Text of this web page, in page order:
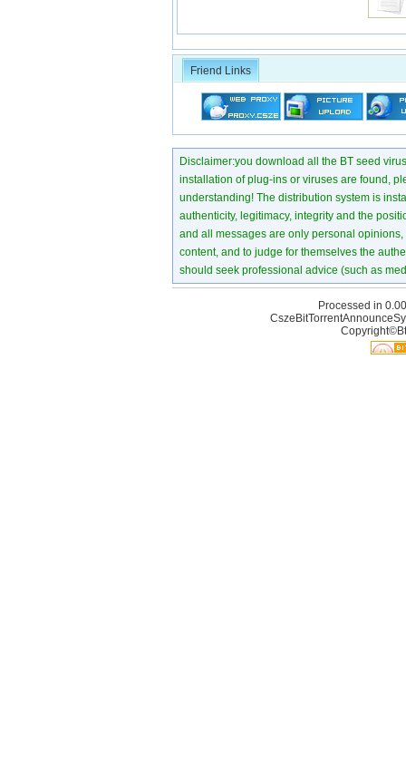
Friend Links
Disclaimer:you download all the BT seed
installation of plug-ins or viruses are found,
understanding! The distribution system is
authenticity, legitimacy, integrity and the
and all messages are only personal
content, and to judge for themselves the
should seek professional advice (such as
Processed in